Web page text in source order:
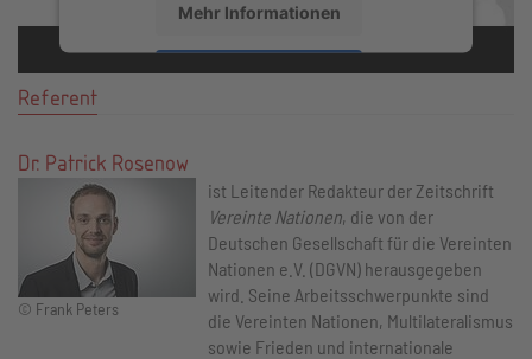
Mehr Informationen
Akzeptieren
Referent
Dr. Patrick Rosenow
© Frank Peters
ist Leitender Redakteur der Zeitschrift
Vereinte Nationen, die von der
Deutschen Gesellschaft für die Vereinten
Nationen e.V. (DGVN) herausgegeben
wird. Seine Arbeitsschwerpunkte sind
die Vereinten Nationen, Multilateralismus
sowie Frieden und internationale